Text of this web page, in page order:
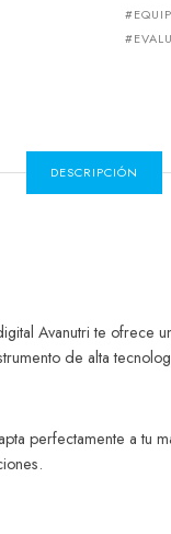
DESCRIPCIÓN
Avanutri te ofrece
de alta
perfectamente a tu